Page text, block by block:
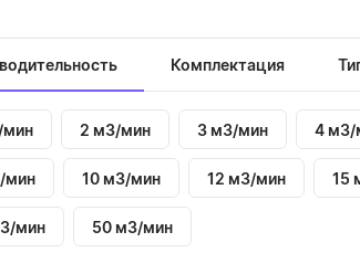
Комплектация
мин 2 м3/мин 3 м3/мин 4 м3/
мин 10 м3/мин 12 м3/мин 15
мин 50 м3/мин